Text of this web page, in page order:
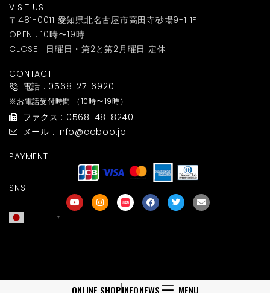
VISIT US
〒481-0011 愛知県北名古屋市高田寺砂場9-1 1F
OPEN : 10時〜19時
CLOSE : 日曜日・第2と第2月曜日 定休
CONTACT
電話 : 0568-27-6920
※お電話受付時間 （10時〜19時）
ファクス : 0568-48-8240
メール : info@coboo.jp
PAYMENT
SNS
▼
ONLINE SHOPINFONEWS MENU